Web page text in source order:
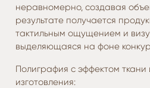
неравномерно, создавая
результате получается
тактильным ощущением и
выделяющаяся на фоне
Полиграфия с эффектом
изготовления: